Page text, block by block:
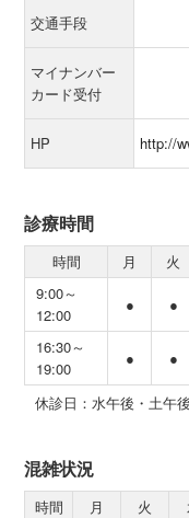
交通手段
マイナンバー
カード受付
HP http://
診療時間
時間 月 火
9:00～
12:00
● ●
16:30～
19:00
● ●
休診日：水午後・土午
混雑状況
時間 月 火